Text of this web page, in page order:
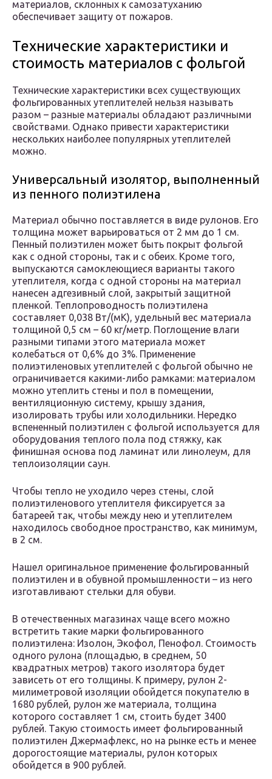
материалов, склонных к самозатуханию
обеспечивает защиту от пожаров.
Технические характеристики и
стоимость материалов с фольгой
Технические характеристики всех существующих
фольгированных утеплителей нельзя называть
разом – разные материалы обладают различными
свойствами. Однако привести характеристики
нескольких наиболее популярных утеплителей
можно.
Универсальный изолятор, выполненный
из пенного полиэтилена
Материал обычно поставляется в виде рулонов. Его
толщина может варьироваться от 2 мм до 1 см.
Пенный полиэтилен может быть покрыт фольгой
как с одной стороны, так и с обеих. Кроме того,
выпускаются самоклеющиеся варианты такого
утеплителя, когда с одной стороны на материал
нанесен адгезивный слой, закрытый защитной
пленкой. Теплопроводность полиэтилена
составляет 0,038 Вт/(мK), удельный вес материала
толщиной 0,5 см – 60 кг/метр. Поглощение влаги
разными типами этого материала может
колебаться от 0,6% до 3%. Применение
полиэтиленовых утеплителей с фольгой обычно не
ограничивается какими-либо рамками: материалом
можно утеплить стены и пол в помещении,
вентиляционную систему, крышу здания,
изолировать трубы или холодильники. Нередко
вспененный полиэтилен с фольгой используется для
оборудования теплого пола под стяжку, как
финишная основа под ламинат или линолеум, для
теплоизоляции саун.
Чтобы тепло не уходило через стены, слой
полиэтиленового утеплителя фиксируется за
батареей так, чтобы между нею и утеплителем
находилось свободное пространство, как минимум,
в 2 см.
Нашел оригинальное применение фольгированный
полиэтилен и в обувной промышленности – из него
изготавливают стельки для обуви.
В отечественных магазинах чаще всего можно
встретить такие марки фольгированного
полиэтилена: Изолон, Экофол, Пенофол. Стоимость
одного рулона (площадью, в среднем, 50
квадратных метров) такого изолятора будет
зависеть от его толщины. К примеру, рулон 2-
милиметровой изоляции обойдется покупателю в
1680 рублей, рулон же материала, толщина
которого составляет 1 см, стоить будет 3400
рублей. Такую стоимость имеет фольгированный
полиэтилен Джермафлекс, но на рынке есть и менее
дорогостоящие материалы, рулон которых
обойдется в 900 рублей.